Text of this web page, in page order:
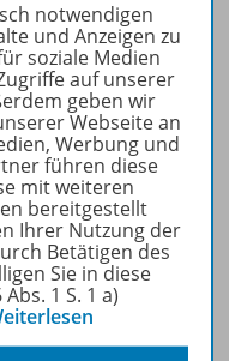
notwendigen
und Anzeigen zu
soziale Medien
auf unserer
geben wir
Webseite an
Werbung und
führen diese
mit weiteren
bereitgestellt
Ihrer Nutzung der
Betätigen des
Sie in diese
1 S. 1 a)